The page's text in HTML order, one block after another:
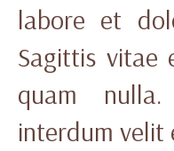
labore et
Sagittis vitae
quam
interdum velit